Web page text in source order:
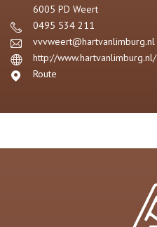
6005 PD Weert
0495 534 211
vvvweert@hartvanlimburg.nl
http://www.hartvanlimburg.nl/
Route